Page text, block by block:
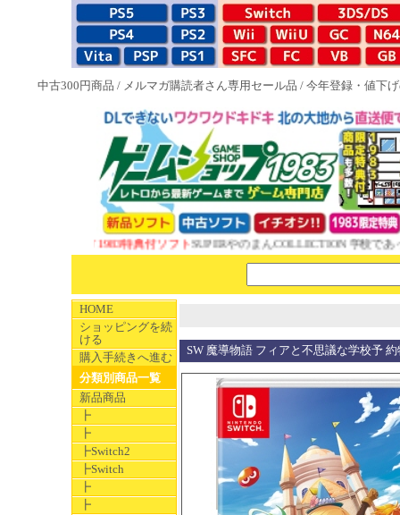
中古300円商品 / メルマガ購読者さん専用セール品 / 今年登録・値下
NEW 1983特典付ソフトSUPERやのまんCOLLECTION 学校であった怖
HOME
ショッピングを続
ける
購入手続きへ進む
分類別商品一覧
新品商品
┣
┣
┣Switch2
┣Switch
┣
┣
SW 魔導物語 フィアと不思議な学校予